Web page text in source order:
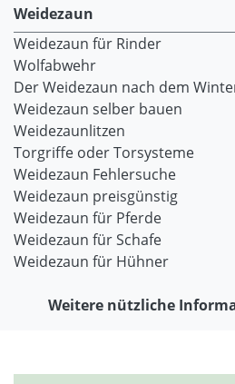
Weidezaun
Weidezaun für Rinder
Wolfabwehr
Der Weidezaun nach dem
Weidezaun selber bauen
Weidezaunlitzen
Torgriffe oder Torsysteme
Weidezaun Fehlersuche
Weidezaun preisgünstig
Weidezaun für Pferde
Weidezaun für Schafe
Weidezaun für Hühner
Weitere nützliche